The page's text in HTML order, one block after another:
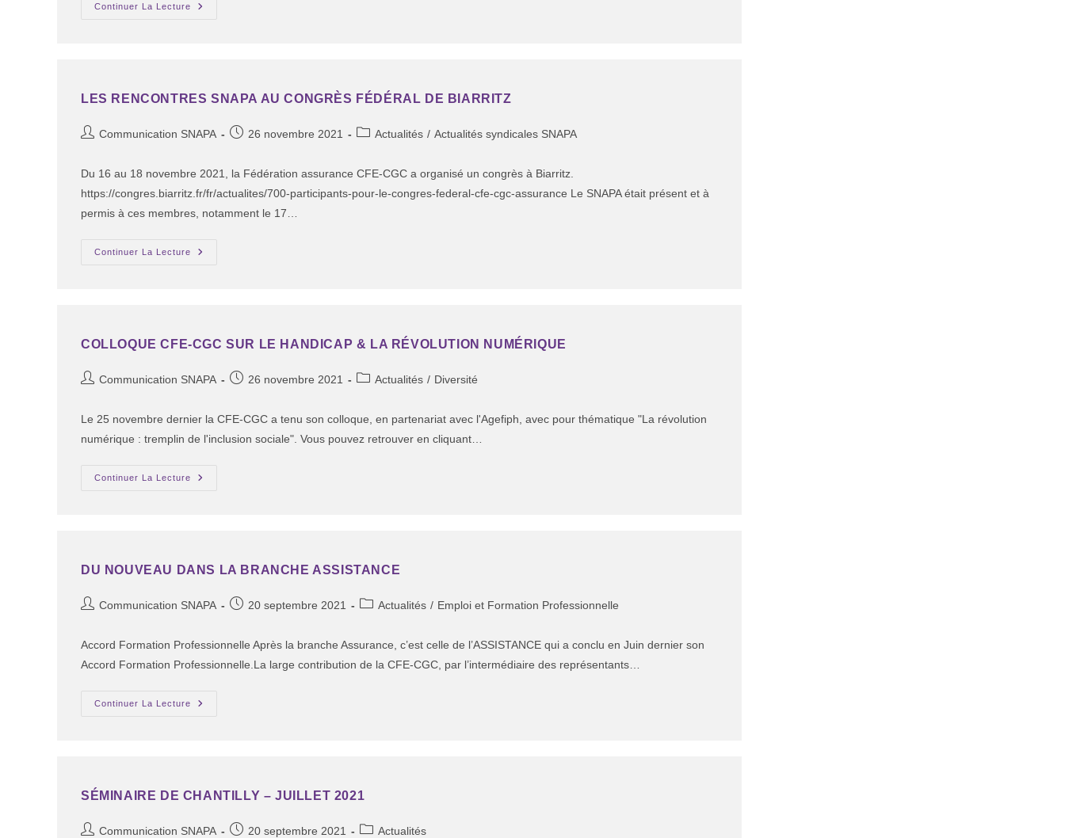
Continuer La Lecture
LES RENCONTRES SNAPA AU CONGRÈS FÉDÉRAL DE BIARRITZ
Communication SNAPA 26 novembre 2021 Actualités / Actualités syndicales SNAPA
Du 16 au 18 novembre 2021, la Fédération assurance CFE-CGC a organisé un congrès à Biarritz.
https://congres.biarritz.fr/fr/actualites/700-participants-pour-le-congres-federal-cfe-cgc-assurance Le SNAPA était présent et à
permis à ces membres, notamment le 17…
Continuer La Lecture
COLLOQUE CFE-CGC SUR LE HANDICAP & LA RÉVOLUTION NUMÉRIQUE
Communication SNAPA 26 novembre 2021 Actualités / Diversité
Le 25 novembre dernier la CFE-CGC a tenu son colloque, en partenariat avec l'Agefiph, avec pour thématique "La révolution
numérique : tremplin de l'inclusion sociale". Vous pouvez retrouver en cliquant…
Continuer La Lecture
DU NOUVEAU DANS LA BRANCHE ASSISTANCE
Communication SNAPA 20 septembre 2021 Actualités / Emploi et Formation Professionnelle
Accord Formation Professionnelle Après la branche Assurance, c’est celle de l’ASSISTANCE qui a conclu en Juin dernier son
Accord Formation Professionnelle.La large contribution de la CFE-CGC, par l’intermédiaire des représentants…
Continuer La Lecture
SÉMINAIRE DE CHANTILLY – JUILLET 2021
Communication SNAPA 20 septembre 2021 Actualités